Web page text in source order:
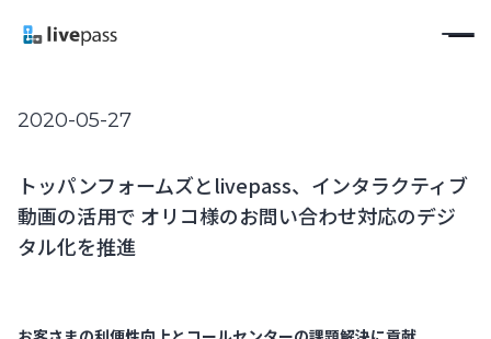
2020-05-27
トッパンフォームズとlivepass、インタラクティブ
動画の活用で オリコ様のお問い合わせ対応のデジ
タル化を推進